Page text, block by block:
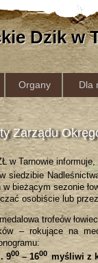
Dzik w
Organy Dla
Zarządu
w Tarnowie
w siedzibie
bieżącym sezonie
osobiście lub
trofeów
– rokujące na
900– 1600 myśliwi z